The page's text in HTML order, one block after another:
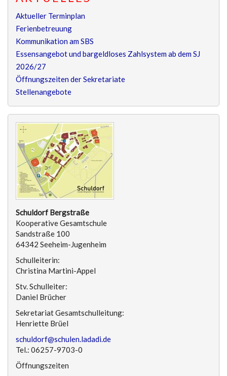
Aktueller Terminplan
Ferienbetreuung
Kommunikation am SBS
Essensangebot und bargeldloses Zahlsystem ab dem SJ
2026/27
Öffnungszeiten der Sekretariate
Stellenangebote
Schuldorf Bergstraße
Kooperative Gesamtschule
Sandstraße 100
64342 Seeheim-Jugenheim
Schulleiterin:
Christina Martini-Appel
Stv. Schulleiter:
Daniel Brücher
Sekretariat Gesamtschulleitung:
Henriette Brüel
schuldorf@schulen.ladadi.de
Tel.: 06257-9703-0
Öffnungszeiten